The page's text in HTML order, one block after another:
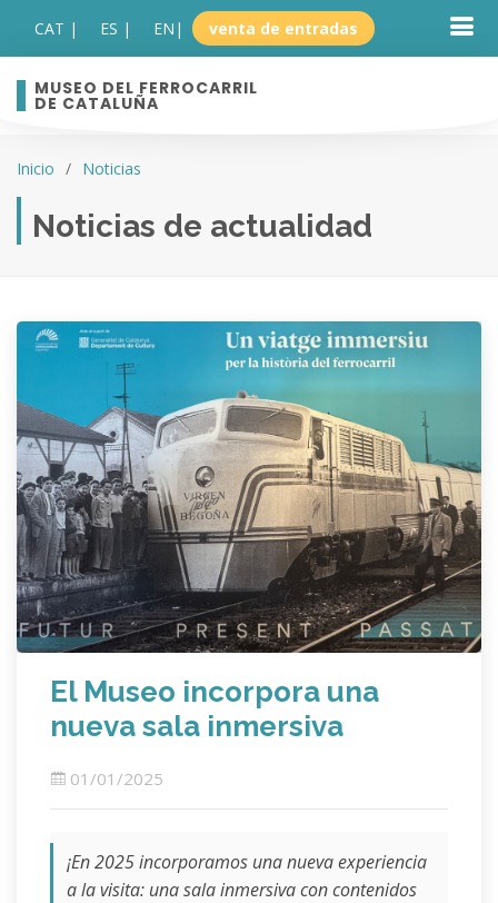
CAT | ES | EN | venta de entradas
MUSEO DEL FERROCARRIL
DE CATALUÑA
Inicio Noticias
Noticias de actualidad
El Museo incorpora una
nueva sala inmersiva
01/01/2025
¡En 2025 incorporamos una nueva experiencia
a la visita: una sala inmersiva con contenidos